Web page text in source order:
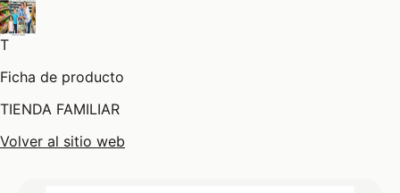
T
Ficha de producto
TIENDA FAMILIAR
Volver al sitio web